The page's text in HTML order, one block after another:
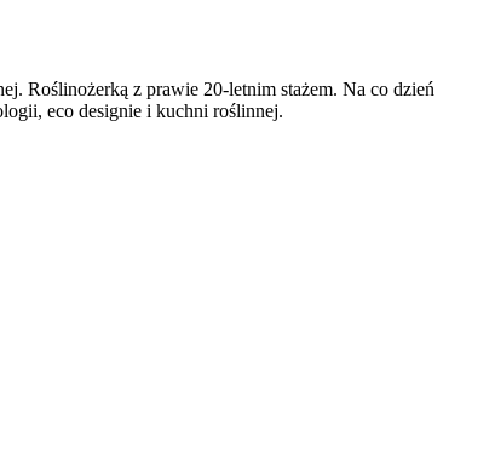
Roślinożerką z prawie 20-letnim stażem. Na co dzień
eco designie i kuchni roślinnej.